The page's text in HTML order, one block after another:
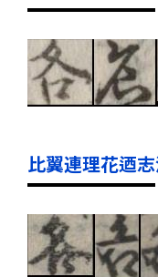
比翼連理花迺